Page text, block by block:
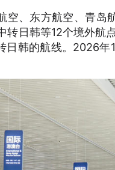
空、东方航空、青岛
日韩等12个境外航
日韩的航线。2026